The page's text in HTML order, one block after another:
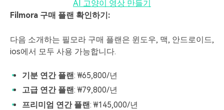
AI 고양이 영상 만들기
Filmora 구매 플랜 확인하기:
다음 소개하는 필모라 구매 플랜은 윈도우, 맥, 안드로이드,
ios에서 모두 사용 가능합니다.
기분 연간 플랜: ₩65,800/년
고급 연간 플랜: ₩79,800/년
프리미엄 연간 플랜: ₩145,000/년